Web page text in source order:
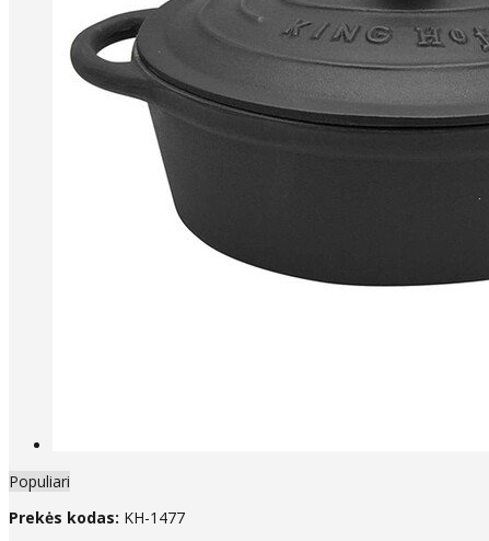
Populiari
Prekės kodas: KH-1477